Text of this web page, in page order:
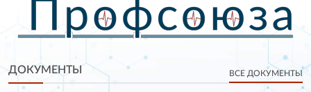
ДОКУМЕНТЫ ВСЕ ДОКУМЕНТЫ